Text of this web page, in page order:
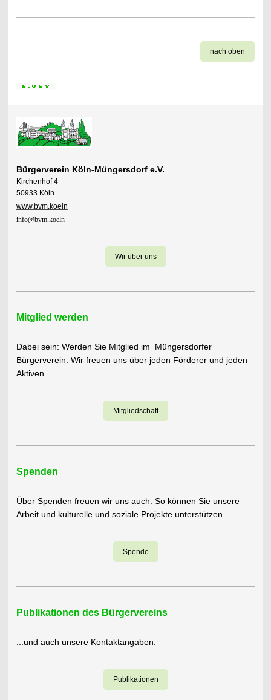
nach oben
Bürgerverein Köln-Müngersdorf e.V.
Kirchenhof 4
50933 Köln
www.bvm.koeln
info@bvm.koeln
Wir über uns
Mitglied werden
Dabei sein: Werden Sie Mitglied im Müngersdorfer
Bürgerverein. Wir freuen uns über jeden Förderer und jeden
Aktiven.
Mitgliedschaft
Spenden
Über Spenden freuen wir uns auch. So können Sie unsere
Arbeit und kulturelle und soziale Projekte unterstützen.
Spende
Publikationen des Bürgervereins
...und auch unsere Kontaktangaben.
Publikationen